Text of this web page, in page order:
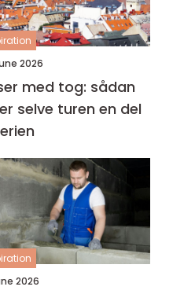
2026
med tog: sådan
selve turen en del
2026